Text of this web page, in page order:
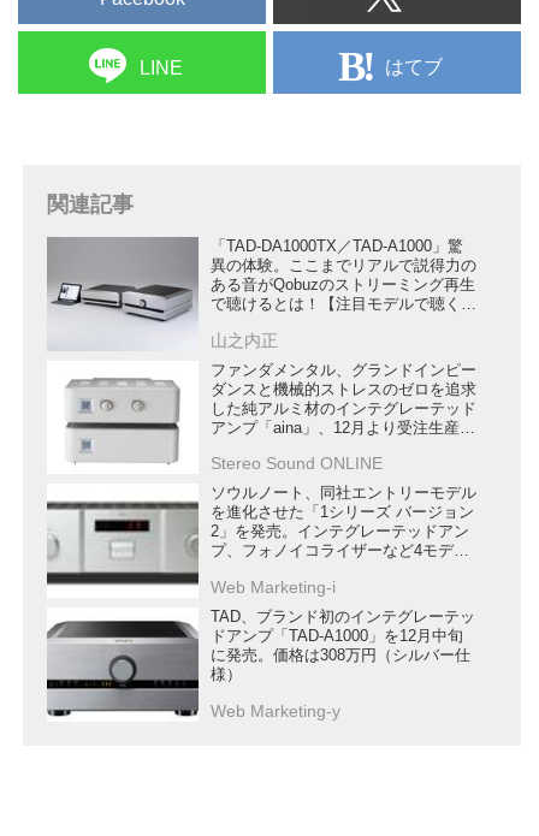
LINE はてブ
関連記事
「TAD-DA1000TX／TAD-A1000」驚
異の体験。ここまでリアルで説得力の
ある音がQobuzのストリーミング再生
で聴けるとは！【注目モデルで聴く
山之内正
ファンダメンタル、グランドインピー
ダンスと機械的ストレスのゼロを追求
した純アルミ材のインテグレーテッド
アンプ「aina」、12月より受注生産開
Stereo Sound ONLINE
ソウルノート、同社エントリーモデル
を進化させた「1シリーズ バージョン
2」を発売。インテグレーテッドアン
プ、フォノイコライザーなど4モデル
Web Marketing-i
TAD、ブランド初のインテグレーテッ
ドアンプ「TAD-A1000」を12月中旬
に発売。価格は308万円（シルバー仕
様）
Web Marketing-y